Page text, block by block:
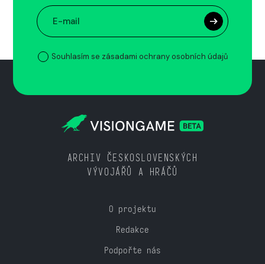
Souhlasím se zásadami ochrany osobních údajů
ARCHIV ČESKOSLOVENSKÝCH
VÝVOJÁŘŮ A HRÁČŮ
O projektu
Redakce
Podpořte nás